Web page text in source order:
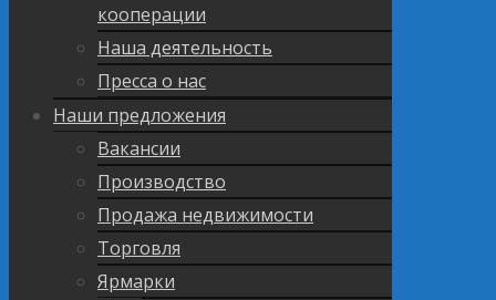
кооперации
Наша деятельность
Пресса о нас
Наши предложения
Вакансии
Производство
Продажа недвижимости
Торговля
Ярмарки